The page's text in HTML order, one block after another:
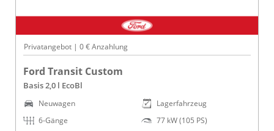
Privatangebot | 0 € Anzahlung
Ford Transit Custom
Basis 2,0 l EcoBl
Neuwagen
6-Gänge
Lagerfahrzeug
77 kW (105 PS)